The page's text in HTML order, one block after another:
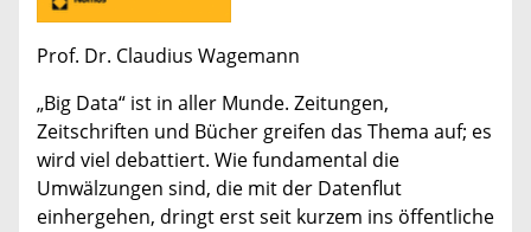
Prof. Dr. Claudius Wagemann
„Big Data“ ist in aller Munde. Zeitungen,
Zeitschriften und Bücher greifen das Thema auf; es
wird viel debattiert. Wie fundamental die
Umwälzungen sind, die mit der Datenflut
einhergehen, dringt erst seit kurzem ins öffentliche